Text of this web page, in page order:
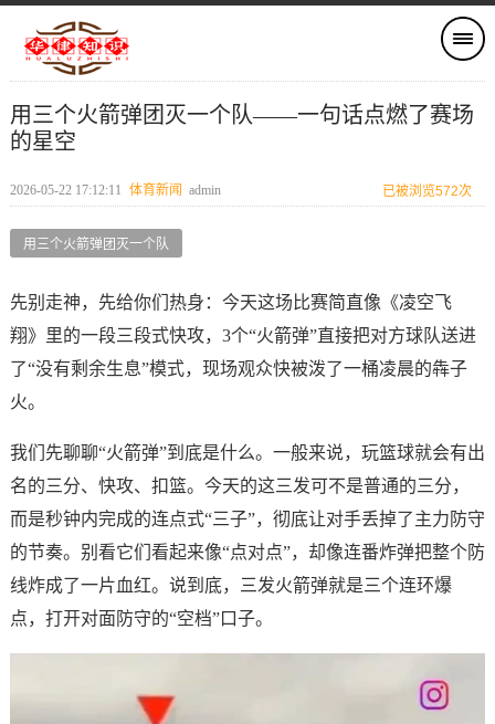
用三个火箭弹团灭一个队——一句话点燃了赛场
的星空
2026-05-22 17:12:11 体育新闻 admin 已被浏览572次
用三个火箭弹团灭一个队
先别走神，先给你们热身：今天这场比赛简直像《凌空飞
翔》里的一段三段式快攻，3个“火箭弹”直接把对方球队送进
了“没有剩余生息”模式，现场观众快被泼了一桶凌晨的犇子
火。
我们先聊聊“火箭弹”到底是什么。一般来说，玩篮球就会有出
名的三分、快攻、扣篮。今天的这三发可不是普通的三分，
而是秒钟内完成的连点式“三子”，彻底让对手丢掉了主力防守
的节奏。别看它们看起来像“点对点”，却像连番炸弹把整个防
线炸成了一片血红。说到底，三发火箭弹就是三个连环爆
点，打开对面防守的“空档”口子。